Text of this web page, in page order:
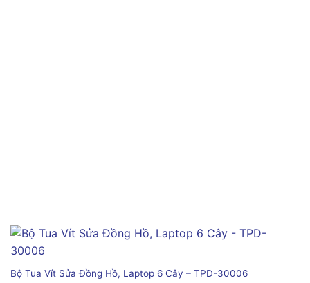
Bộ Tua Vít Sửa Đồng Hồ, Laptop 6 Cây – TPD-30006